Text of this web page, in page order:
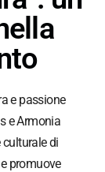
e passione
e Armonia
culturale di
promuove